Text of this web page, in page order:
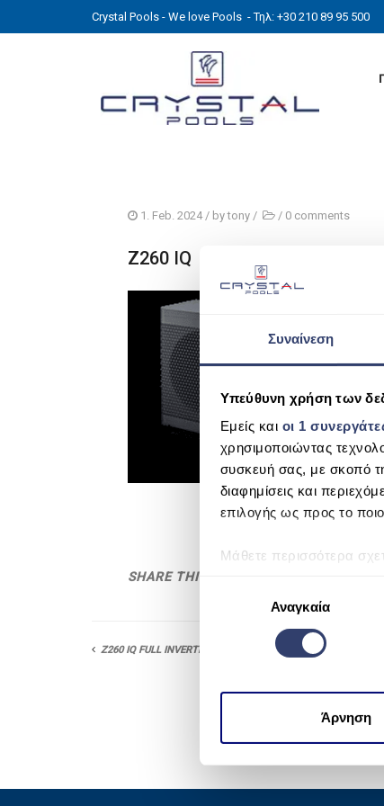
Συναίνεση
Υπεύθυνη χρήση των
Εμείς και οι 1
χρησιμοποιώντας
συσκευή σας, με σκοπό
διαφημίσεις και
επιλογής ως προς το
Μάθετε περισσότερα
πάσα στιγμή από τη
Χρησιμοποιούμε cookie
από μέρους σας χρήση
λ
υ
Αναγκαία
Άρνηση
Crystal Pools - We love Pools - Τηλ: +30 210 89 95 500
1. Feb. 2024/ bytony / / 0 comments
Z260 IQ
SHARE THIS
Z260 IQ FULL INVERTER